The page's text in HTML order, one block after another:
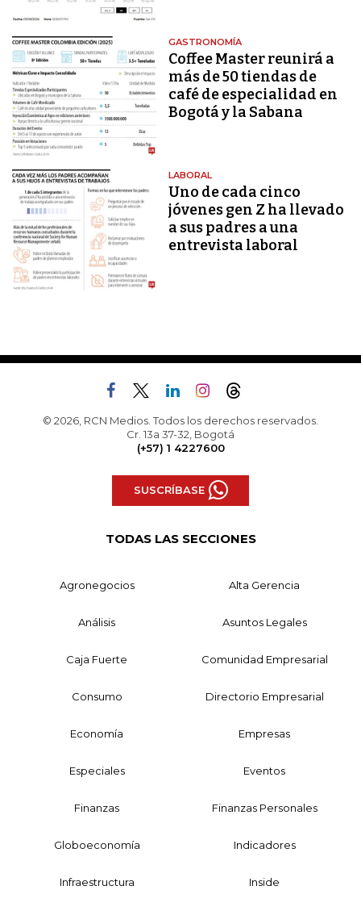
GASTRONOMÍA
Coffee Master reunirá a
más de 50 tiendas de
café de especialidad en
Bogotá y la Sabana
LABORAL
Uno de cada cinco
jóvenes gen Z ha llevado
a sus padres a una
entrevista laboral
© 2026, RCN Medios. Todos los derechos reservados.
Cr. 13a 37-32, Bogotá
(+57) 1 4227600
SUSCRÍBASE
TODAS LAS SECCIONES
Agronegocios Alta Gerencia
Análisis Asuntos Legales
Caja Fuerte Comunidad Empresarial
Consumo Directorio Empresarial
Economía Empresas
Especiales Eventos
Finanzas Finanzas Personales
Globoeconomía Indicadores
Infraestructura Inside